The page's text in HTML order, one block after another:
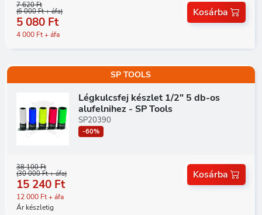
7 620 Ft
(6 000 Ft + áfa)
5 080 Ft
4 000 Ft + áfa
Kosárba
SP TOOLS
Légkulcsfej készlet 1/2" 5 db-os
alufelnihez - SP Tools
SP20390
-60%
38 100 Ft
(30 000 Ft + áfa)
15 240 Ft
12 000 Ft + áfa
Ár készletig
Kosárba